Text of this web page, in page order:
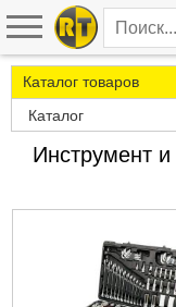
Каталог товаров
Каталог
Инструмент